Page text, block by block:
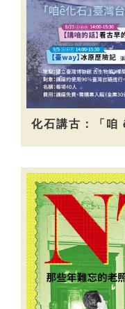
化石講古：「咱